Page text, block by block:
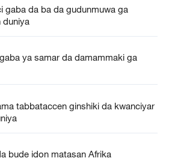
gaba da ba da gudunmuwa ga
duniya
ya samar da damammaki ga
tabbataccen ginshiki da kwanciyar
bude idon matasan Afrika